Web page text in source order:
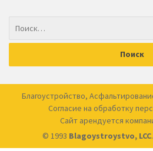
Благоустройство,
Согласие на обработку
Сайт арендуется
© 1993 Blagoystroystvo, LCC